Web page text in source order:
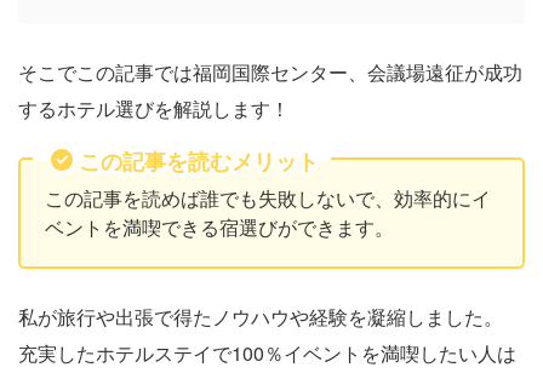
そこでこの記事では福岡国際センター、会議場遠征が成功
するホテル選びを解説します！
この記事を読むメリット
この記事を読めば誰でも失敗しないで、効率的にイ
ベントを満喫できる宿選びができます。
私が旅行や出張で得たノウハウや経験を凝縮しました。
充実したホテルステイで100％イベントを満喫したい人は